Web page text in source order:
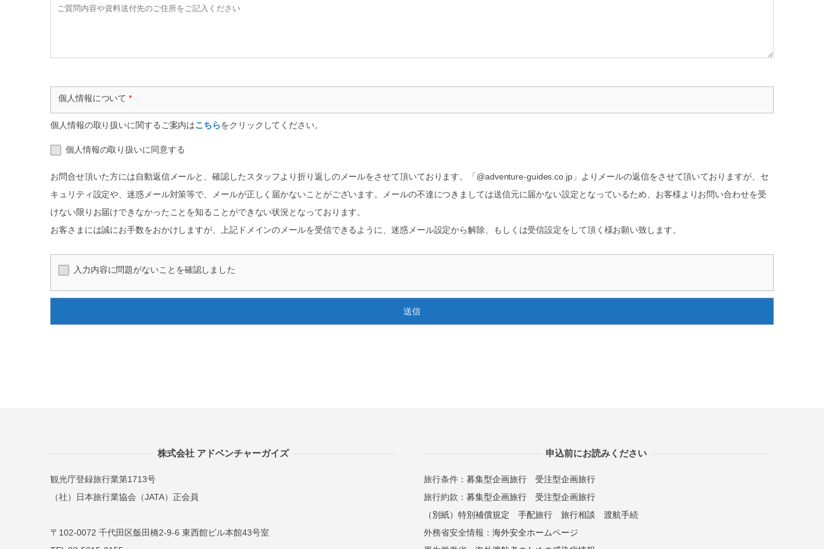
個人情報について*
個人情報の取り扱いに関するご案内はこちらをクリックしてください。
個人情報の取り扱いに同意する
お問合せ頂いた方には自動返信メールと、確認したスタッフより折り返しのメールをさせて頂いております。「@adventure-guides.co.jp」よりメールの返信をさせて頂いておりますが、セ
キュリティ設定や、迷惑メール対策等で、メールが正しく届かないことがございます。メールの不達につきましては送信元に届かない設定となっているため、お客様よりお問い合わせを受
けない限りお届けできなかったことを知ることができない状況となっております。
お客さまには誠にお手数をおかけしますが、上記ドメインのメールを受信できるように、迷惑メール設定から解除、もしくは受信設定をして頂く様お願い致します。
入力内容に問題がないことを確認しました
株式会社 アドベンチャーガイズ
観光庁登録旅行業第1713号
（社）日本旅行業協会（JATA）正会員
〒102-0072 千代田区飯田橋2-9-6 東西館ビル本館43号室
申込前にお読みください
旅行条件： 募集型企画旅行
受注型企画旅行
旅行約款： 募集型企画旅行
受注型企画旅行
（別紙）特別補償規定
手配旅行 旅行相談
渡航手続
外務省安全情報： 海外安全ホームページ